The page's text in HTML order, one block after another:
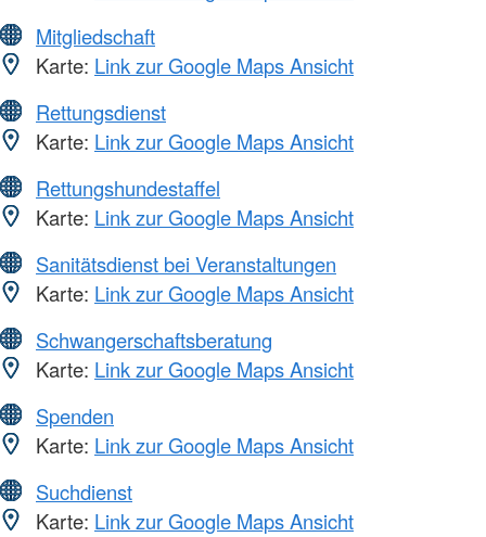
Mitgliedschaft
Karte: Link zur Google Maps Ansicht
Rettungsdienst
Karte: Link zur Google Maps Ansicht
Rettungshundestaffel
Karte: Link zur Google Maps Ansicht
Sanitätsdienst bei Veranstaltungen
Karte: Link zur Google Maps Ansicht
Schwangerschaftsberatung
Karte: Link zur Google Maps Ansicht
Spenden
Karte: Link zur Google Maps Ansicht
Suchdienst
Karte: Link zur Google Maps Ansicht